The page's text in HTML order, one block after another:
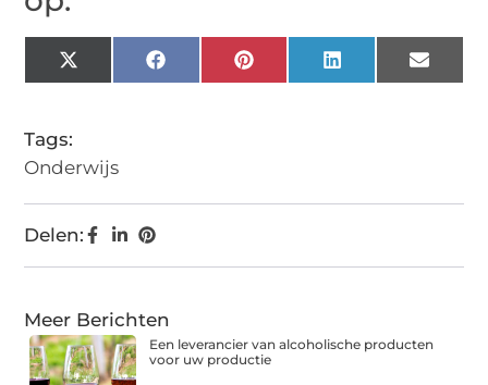
X
(Twitter)
FacebookPinterestLinkedIn Email
Tags:
Onderwijs
Delen:
Meer Berichten
Een leverancier van alcoholische producten
voor uw productie